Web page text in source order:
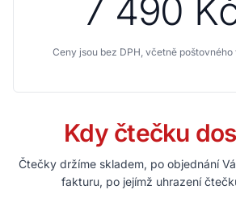
7 490
Ceny jsou bez DPH, včetně poštovného
Kdy čtečku
Čtečky držíme skladem, po objednání
fakturu, po jejímž uhrazení